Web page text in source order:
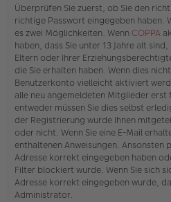
Überprüfen Sie zuerst, ob Sie den
richtige Passwort eingegeben haben.
es zwei Möglichkeiten. Wenn COPPA
haben, dass Sie unter 13 Jahre alt
Eltern oder Ihrer
die Sie erhalten haben. Wenn dies
Benutzerkonto vielleicht aktiviert
alle neu angemeldeten Mitglieder
entweder müssen Sie dies selbst
der Registrierung wurde Ihnen
oder nicht. Wenn Sie eine E-Mail
enthaltenen Anweisungen. Ansonsten
Adresse korrekt eingegeben haben
Filter blockiert wurde. Wenn Sie sich
Adresse korrekt eingegeben wurde,
Administrator.